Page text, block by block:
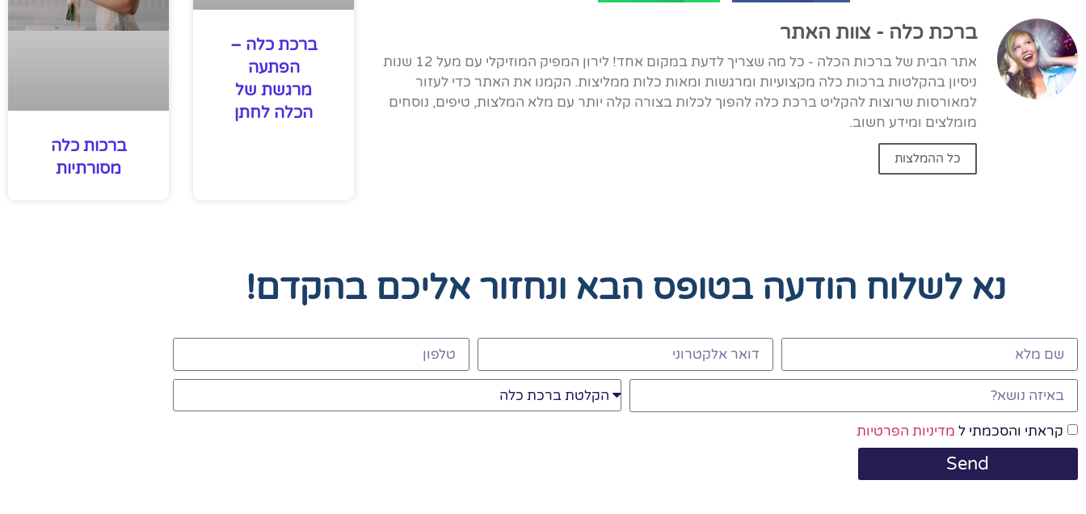
ברכת כלה - צוות האתר
אתר הבית של ברכות הכלה - כל מה שצריך לדעת במקום אחד! לירון המפיק המוזיקלי עם מעל 12 שנות
ניסיון בהקלטות ברכות כלה מקצועיות ומרגשות ומאות כלות ממליצות. הקמנו את האתר כדי לעזור
למאורסות שרוצות להקליט ברכת כלה להפוך לכלות בצורה קלה יותר עם מלא המלצות, טיפים, נוסחים
מומלצים ומידע חשוב.
כל ההמלצות
ברכת כלה –
הפתעה
מרגשת של
הכלה לחתן
ברכות כלה
מסורתיות
נא לשלוח הודעה בטופס הבא ונחזור אליכם בהקדם!
קראתי והסכמתי ל מדיניות הפרטיות
Send